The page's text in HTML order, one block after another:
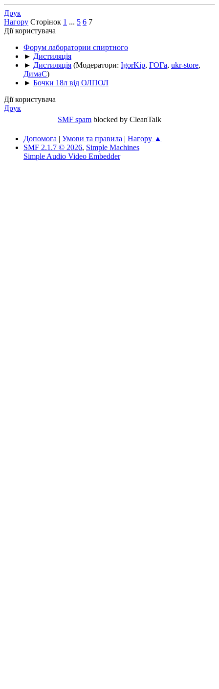
Друк
Нагору Сторінок 1 ... 5 6 7
Дії користувача
Форум лаборатории спиртного
► Дистиляція
► Дистиляція (Модератори: IgorKip, ГОГа, ukr-store,
ДимаС)
► Бочки 18л від ОЛПОЛ
Дії користувача
Друк
SMF spam blocked by CleanTalk
Допомога | Умови та правила | Нагору ▲
SMF 2.1.7 © 2026, Simple Machines
Simple Audio Video Embedder